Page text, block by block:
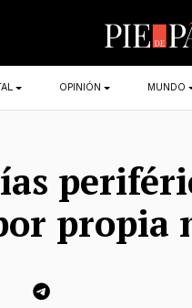
OPINIÓN MUNDO
propia